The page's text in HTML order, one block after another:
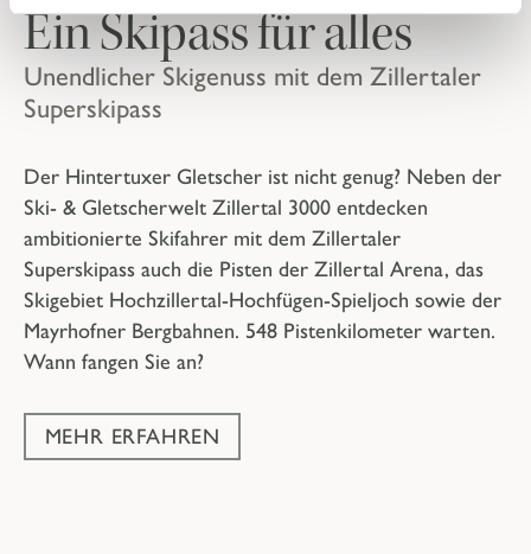
Unendlicher Skigenuss mit dem Zillertaler
Superskipass
Ein Skipass für alles
Der Hintertuxer Gletscher ist nicht genug? Neben der
Ski- & Gletscherwelt Zillertal 3000 entdecken
ambitionierte Skifahrer mit dem Zillertaler
Superskipass auch die Pisten der Zillertal Arena, das
Skigebiet Hochzillertal-Hochfügen-Spieljoch sowie der
Mayrhofner Bergbahnen. 548 Pistenkilometer warten.
Wann fangen Sie an?
MEHR ERFAHREN